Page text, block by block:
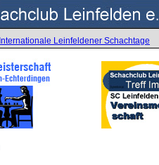
Internationale Leinfeldener Schachtage